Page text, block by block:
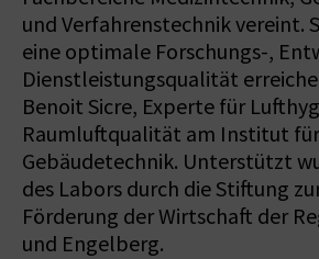
und Verfahrenstechnik vereint.
eine optimale Forschungs-,
Dienstleistungsqualität
Benoit Sicre, Experte für
Raumluftqualität am Institut für
Gebäudetechnik. Unterstützt
des Labors durch die Stiftung
Förderung der Wirtschaft der
und Engelberg.